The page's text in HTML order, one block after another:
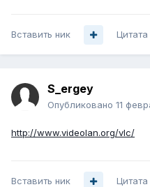
Вставить ник Цитата
S_ergey
Опубликовано 11
http://www.videolan.org/vlc/
Вставить ник Цитата